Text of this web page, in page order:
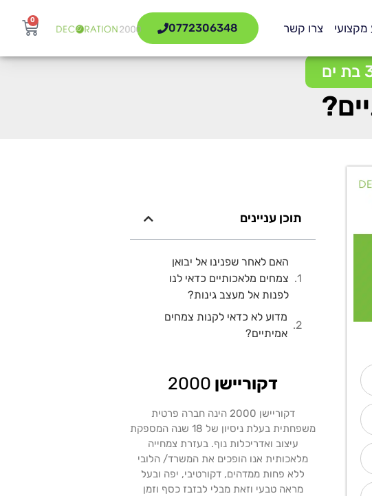
מקצועי צרו קשר 0772306348
0
תוכן עניינים
האם לאחר שפנינו אל יבואן
צמחים מלאכותיים כדאי לנו
לפנות אל מעצב גינות?
מדוע לא כדאי לקנות צמחים
אמיתיים?
דקוריישן 2000
דקוריישן 2000 הינה חברה פרטית
משפחתית בעלת ניסיון של 18 שנה המספקת
עיצוב ואדריכלות נוף. בעזרת צמחייה
מלאכותית אנו הופכים את המשרד/ הלובי
ללא פחות ממדהים, דקורטיבי, יפה ובעל
מראה טבעי וזאת מבלי לבזבז כסף וזמן